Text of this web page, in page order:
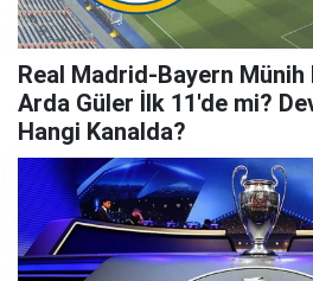
Real Madrid-Bayern
Arda Güler İlk 11'de mi?
Hangi Kanalda?